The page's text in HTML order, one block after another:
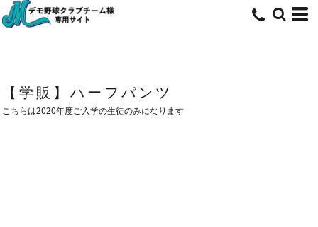
【学販】ハーフパンツ
こちらは2020年度ご入学の生徒のみになります